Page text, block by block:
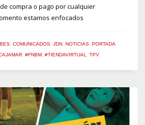
compra o pago por cualquier
estamos enfocados
COMUNICADOS JDN NOTICIAS PORTADA
#FNBM #TIENDAVIRTUAL TPV